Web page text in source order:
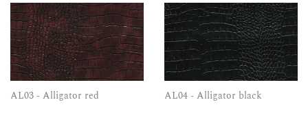
AL03 - Alligator red AL04 - Alligator black